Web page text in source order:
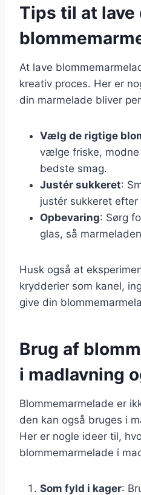
Tips til at
At lave
kreativ proces. Her er
din marmelade bliver
Vælg de rigtige
vælge friske,
bedste smag.
Justér sukkeret:
justér sukkeret
Opbevaring: Sørg
glas, så
Husk også at
krydderier som kanel,
give din
Brug af
i madlavning
Blommemarmelade er
den kan også bruges i
Her er nogle ideer til,
blommemarmelade i
Som fyld i kager: